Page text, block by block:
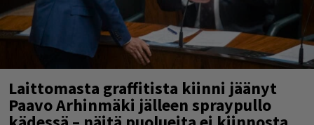
Laittomasta graffitista kiinni jäänyt
Paavo Arhinmäki jälleen spraypullo